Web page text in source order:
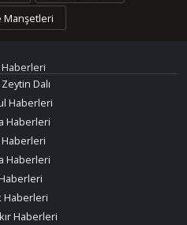
Manşetleri
Dalı
Haberleri
Haberleri
Haberleri
Haberleri
Haberleri